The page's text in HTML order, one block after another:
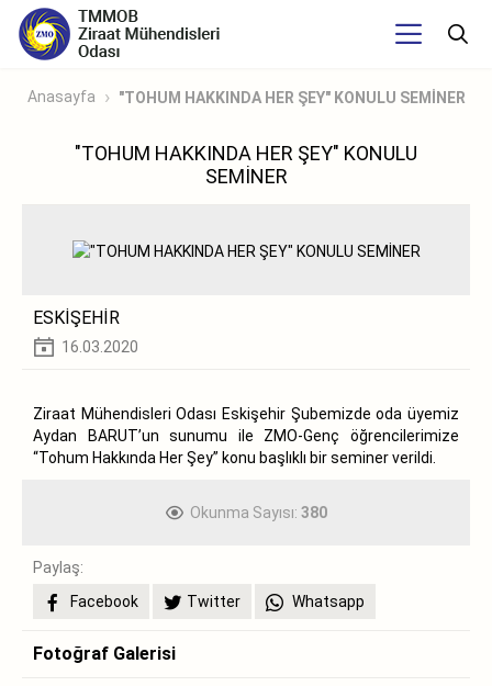
Anasayfa "TOHUM HAKKINDA HER ŞEY" KONULU SEMİNER
"TOHUM HAKKINDA HER ŞEY" KONULU
SEMİNER
ESKİŞEHİR
16.03.2020
Ziraat Mühendisleri Odası Eskişehir Şubemizde oda üyemiz
Aydan BARUT’un sunumu ile ZMO-Genç öğrencilerimize
“Tohum Hakkında Her Şey” konu başlıklı bir seminer verildi.
Okunma Sayısı: 380
Paylaş:
Facebook
Twitter Whatsapp
Fotoğraf Galerisi